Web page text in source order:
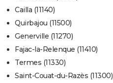
Cailla (11140)
Quirbajou (11500)
Generville (11270)
Fajac-la-Relenque (11410)
Termes (11330)
Saint-Couat-du-Razès (11300)